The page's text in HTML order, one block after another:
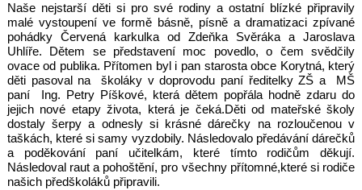
Naše nejstarší děti si pro své rodiny a ostatní blízké připravily
malé vystoupení ve formě básně, písně a dramatizaci zpívané
pohádky Červená karkulka od Zdeňka Svěráka a Jaroslava
Uhlíře. Dětem se představení moc povedlo, o čem svědčily
ovace od publika. Přítomen byl i pan starosta obce Korytná, který
děti pasoval na školáky v doprovodu paní ředitelky ZŠ a MŠ
paní Ing. Petry Píškové, která dětem popřála hodně zdaru do
jejich nové etapy života, která je čeká.Děti od mateřské školy
dostaly šerpy a odnesly si krásné dárečky na rozloučenou v
taškách, které si samy vyzdobily. Následovalo předávání dárečků
a poděkování paní učitelkám, které tímto rodičům děkují.
Následoval raut a pohoštění, pro všechny přítomné,které si rodiče
našich předškoláků připravili.